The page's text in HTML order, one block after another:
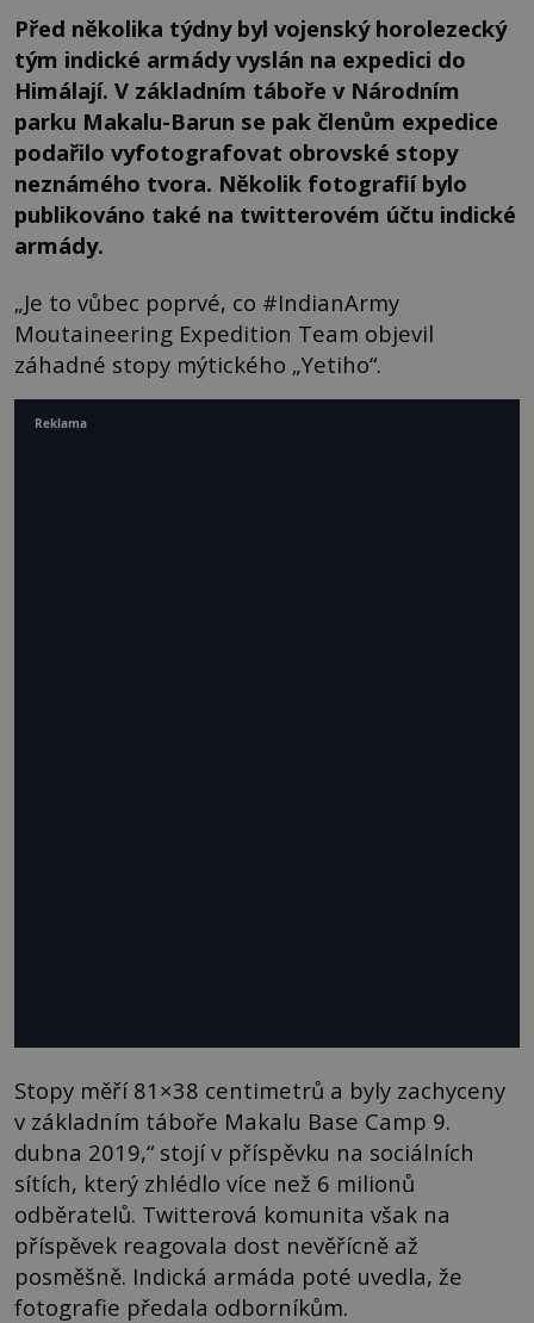
Před několika týdny byl vojenský horolezecký
tým indické armády vyslán na expedici do
Himálají. V základním táboře v Národním
parku Makalu-Barun se pak členům expedice
podařilo vyfotografovat obrovské stopy
neznámého tvora. Několik fotografií bylo
publikováno také na twitterovém účtu indické
armády.
„Je to vůbec poprvé, co #IndianArmy
Moutaineering Expedition Team objevil
záhadné stopy mýtického „Yetiho“.
Stopy měří 81×38 centimetrů a byly zachyceny
v základním táboře Makalu Base Camp 9.
dubna 2019,“ stojí v příspěvku na sociálních
sítích, který zhlédlo více než 6 milionů
odběratelů. Twitterová komunita však na
příspěvek reagovala dost nevěřícně až
posměšně. Indická armáda poté uvedla, že
fotografie předala odborníkům.
Reklama